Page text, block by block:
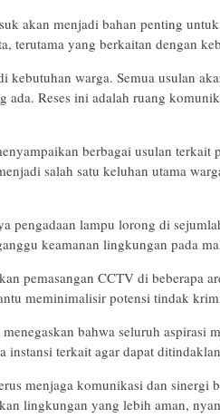
akan menjadi bahan penting
terutama yang berkaitan dengan
kebutuhan warga. Semua usulan
ada. Reses ini adalah ruang
berbagai usulan terkait
salah satu keluhan utama
pengadaan lampu lorong di
keamanan lingkungan pada
pemasangan CCTV di beberapa
meminimalisir potensi tindak
bahwa seluruh aspirasi
instansi terkait agar dapat
menjaga komunikasi dan sinergi
lingkungan yang lebih aman,